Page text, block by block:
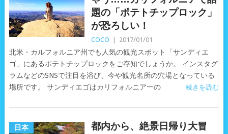
題の「ポテトチップロック」
が恐ろしい！
COCO 2017/01/01
北米・カルフォルニア州でも人気の観光スポット「サンディエ
ゴ」にあるポテトチップロックをご存知でしょうか。 インスタグ
ラムなどのSNSで注目を浴び、今や観光名所の穴場となっている
場所です。 サンディエゴはカリフォルニア一の
続きを読む
日本
都内から、絶景日帰り大冒